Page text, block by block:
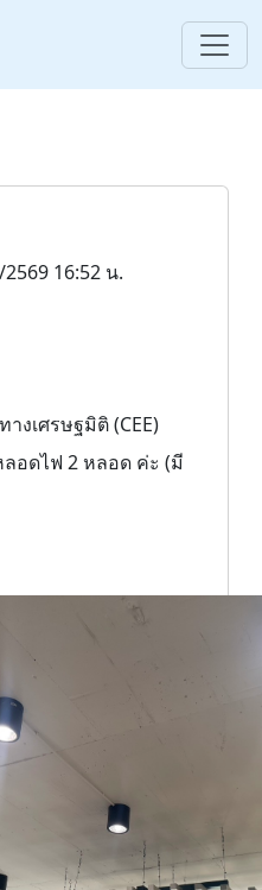
16:52 น.
งเศรษฐมิติ (CEE)
อดไฟ 2 หลอด ค่ะ (มี